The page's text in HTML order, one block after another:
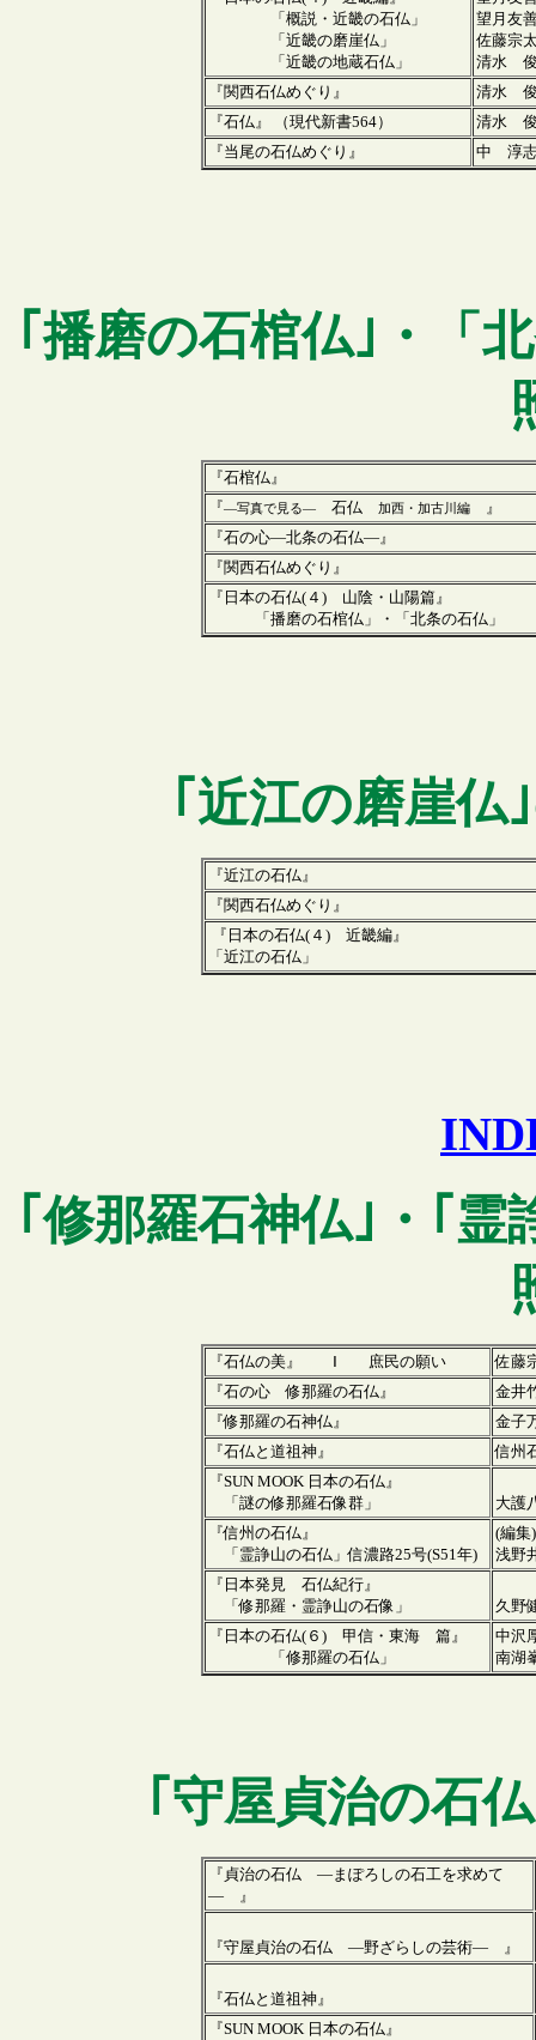
「概説・近畿の石仏」
「近畿の磨崖仏」
「近畿の地蔵石仏」
望月友
佐藤宗
清水
『関西石仏めぐり』
清水
『石仏』 （現代新書564）
清水
『当尾の石仏めぐり』
中 淳
｢播磨の石棺仏｣・「
『石棺仏』
『―写真で見る―石仏 加西・加古川編』
『石の心―北条の石仏―』
『関西石仏めぐり』
『日本の石仏(４) 山陰・山陽篇』
「播磨の石棺仏」・「北条の石仏」
｢ 近江の磨崖仏
『近江の石仏』
『関西石仏めぐり』
『日本の石仏(４) 近畿編』
「近江の石仏」
｢修那羅石神仏｣・｢霊
『石仏の美』 Ⅰ 庶民の願い
佐藤
『石の心 修那羅の石仏』
金井
『修那羅の石神仏』
金子
『石仏と道祖神』
信州
『SUN MOOK 日本の石仏』
「謎の修那羅石像群」
大護
『信州の石仏』
「霊諍山の石仏」信濃路25号(S51年)
(編集
浅野
『日本発見 石仏紀行』
「修那羅・霊諍山の石像」
久野
『日本の石仏(６) 甲信・東海 篇』
「修那羅の石仏」
中沢
南湖
｢ 守屋貞治の石
『貞治の石仏 ―まぽろしの石工を求めて
― 』
『守屋貞治の石仏 ―野ざらしの芸術― 』
『石仏と道祖神』
『SUN MOOK 日本の石仏』